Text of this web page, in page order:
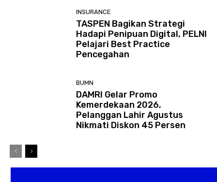
INSURANCE
TASPEN Bagikan Strategi
Hadapi Penipuan Digital, PELNI
Pelajari Best Practice
Pencegahan
BUMN
DAMRI Gelar Promo
Kemerdekaan 2026,
Pelanggan Lahir Agustus
Nikmati Diskon 45 Persen